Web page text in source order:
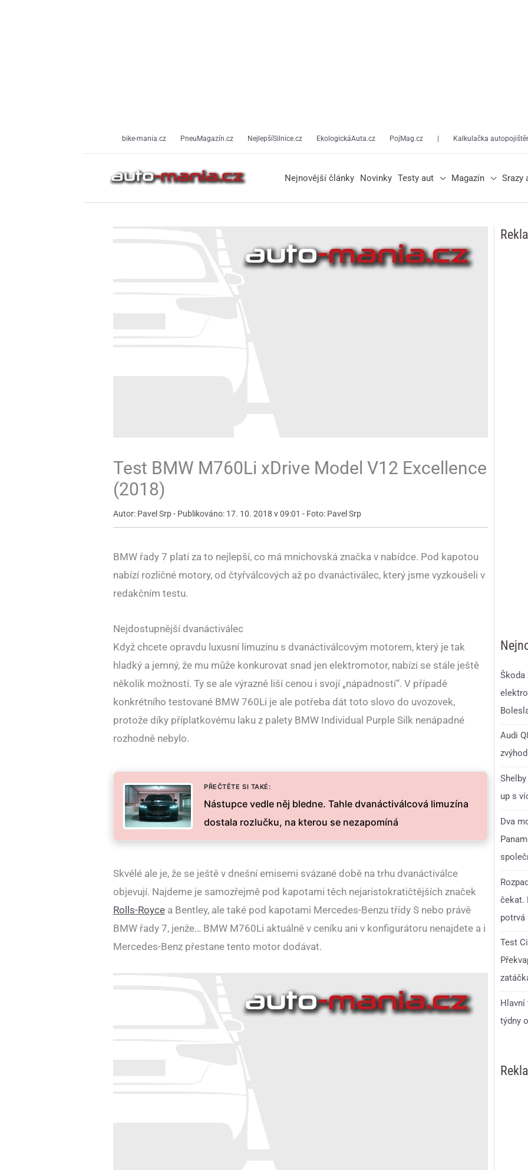
bike-mania.cz PneuMagazín.cz NejlepšíSilnice.cz EkologickáAuta.cz PojMag.cz Kalkulačka
Nejnovější články Novinky Testy aut Magazín Srazy
Test BMW M760Li xDrive Model V12 Excellence
(2018)
Autor: Pavel Srp - Publikováno: 17. 10. 2018 v 09:01 - Foto: Pavel Srp
BMW řady 7 platí za to nejlepší, co má mnichovská značka v nabídce. Pod kapotou
nabízí rozličné motory, od čtyřválcových až po dvanáctiválec, který jsme vyzkoušeli v
redakčním testu.
Nejdostupnější dvanáctiválec
Když chcete opravdu luxusní limuzínu s dvanáctiválcovým motorem, který je tak
hladký a jemný, že mu může konkurovat snad jen elektromotor, nabízí se stále ještě
několik možností. Ty se ale výrazně liší cenou i svojí „nápadností“. V případě
konkrétního testované BMW 760Li je ale potřeba dát toto slovo do uvozovek,
protože díky příplatkovému laku z palety BMW Individual Purple Silk nenápadné
rozhodně nebylo.
PŘEČTĚTE SI TAKÉ:
Nástupce vedle něj bledne. Tahle dvanáctiválcová limuzína
dostala rozlučku, na kterou se nezapomíná
Skvělé ale je, že se ještě v dnešní emisemi svázané době na trhu dvanáctiválce
objevují. Najdeme je samozřejmě pod kapotami těch nejaristokratičtějších značek
Rolls-Royce a Bentley, ale také pod kapotami Mercedes-Benzu třídy S nebo právě
BMW řady 7, jenže… BMW M760Li aktuálně v ceníku ani v konfigurátoru nenajdete a i
Mercedes-Benz přestane tento motor dodávat.
Škoda
Audi
up s
Dva
čekat.
potrvá
Test
Hlavní
týdny